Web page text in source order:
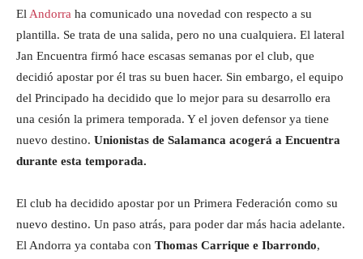
El Andorra ha comunicado una novedad con respecto a su
plantilla. Se trata de una salida, pero no una cualquiera. El lateral
Jan Encuentra firmó hace escasas semanas por el club, que
decidió apostar por él tras su buen hacer. Sin embargo, el equipo
del Principado ha decidido que lo mejor para su desarrollo era
una cesión la primera temporada. Y el joven defensor ya tiene
nuevo destino. Unionistas de Salamanca acogerá a Encuentra
durante esta temporada.
El club ha decidido apostar por un Primera Federación como su
nuevo destino. Un paso atrás, para poder dar más hacia adelante.
El Andorra ya contaba con Thomas Carrique e Ibarrondo,